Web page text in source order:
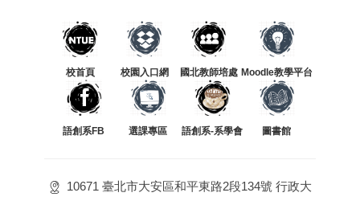
校首頁 校園入口網 國北教師培處 Moodle教學平台
語創系FB 選課專區 語創系-系學會 圖書館
10671 臺北市大安區和平東路2段134號 行政大